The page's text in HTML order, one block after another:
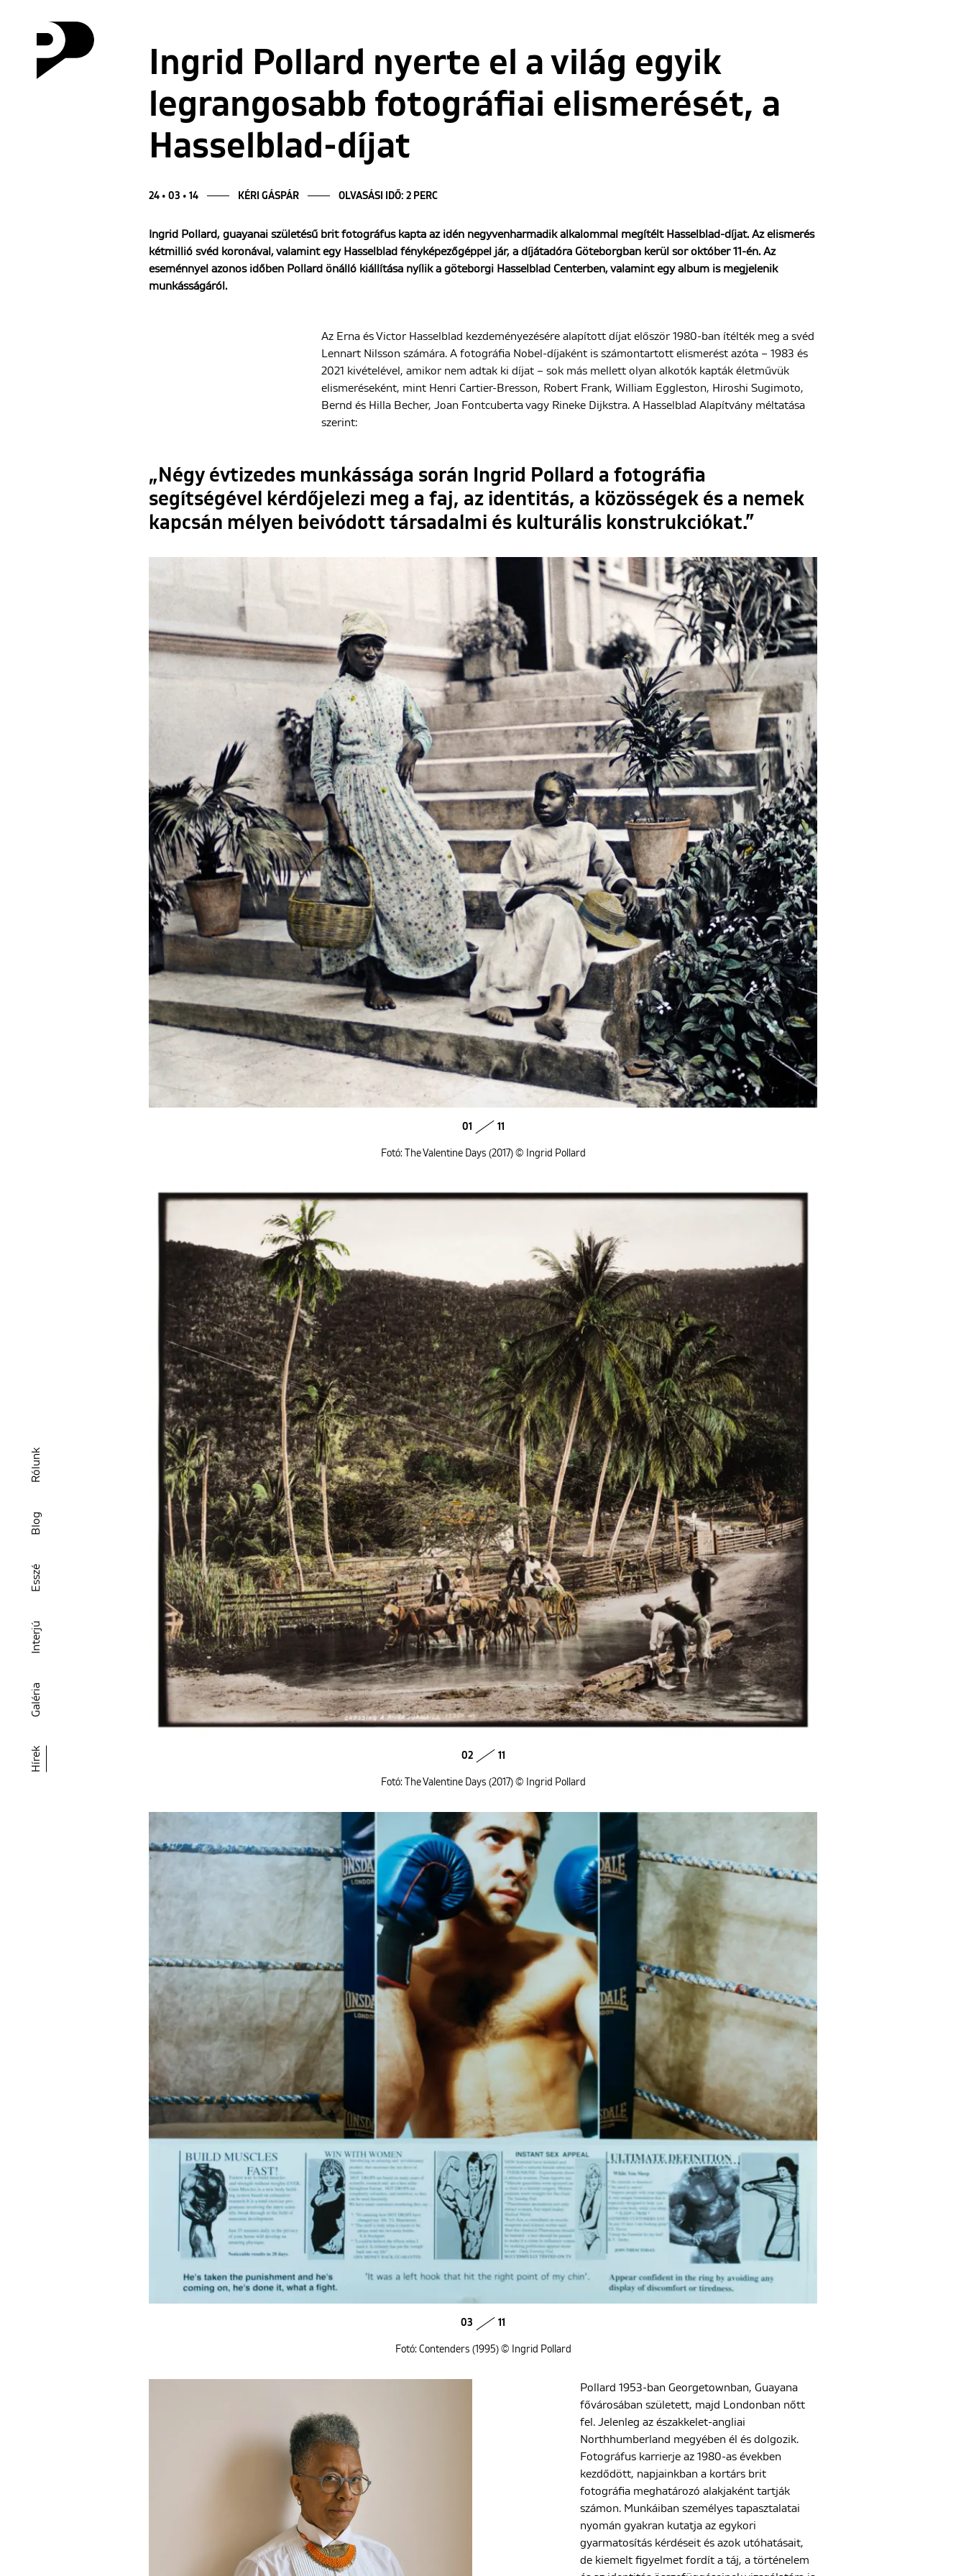
Hírek
Galéria
Interjú
Esszé
Blog
Rólunk
Ingrid Pollard nyerte el a világ egyik
legrangosabb fotográfiai elismerését, a
Hasselblad-díjat
24 • 03 • 14 KÉRI GÁSPÁR OLVASÁSI IDŐ: 2 PERC
Ingrid Pollard, guayanai születésű brit fotográfus kapta az idén negyvenharmadik alkalommal megítélt Hasselblad-díjat. Az elismerés
kétmillió svéd koronával, valamint egy Hasselblad fényképezőgéppel jár, a díjátadóra Göteborgban kerül sor október 11-én. Az
eseménnyel azonos időben Pollard önálló kiállítása nyílik a göteborgi Hasselblad Centerben, valamint egy album is megjelenik
munkásságáról.
Az Erna és Victor Hasselblad kezdeményezésére alapított díjat először 1980-ban ítélték meg a svéd
Lennart Nilsson számára. A fotográfia Nobel-díjaként is számontartott elismerést azóta – 1983 és
2021 kivételével, amikor nem adtak ki díjat – sok más mellett olyan alkotók kapták életművük
elismeréseként, mint Henri Cartier-Bresson, Robert Frank, William Eggleston, Hiroshi Sugimoto,
Bernd és Hilla Becher, Joan Fontcuberta vagy Rineke Dijkstra. A Hasselblad Alapítvány méltatása
szerint:
„Négy évtizedes munkássága során Ingrid Pollard a fotográfia
segítségével kérdőjelezi meg a faj, az identitás, a közösségek és a nemek
kapcsán mélyen beivódott társadalmi és kulturális konstrukciókat.”
01 11
Fotó: The Valentine Days (2017) © Ingrid Pollard
02 11
Fotó: The Valentine Days (2017) © Ingrid Pollard
03 11
Fotó: Contenders (1995) © Ingrid Pollard
Pollard 1953-ban Georgetownban, Guayana
fővárosában született, majd Londonban nőtt
fel. Jelenleg az északkelet-angliai
Northhumberland megyében él és dolgozik.
Fotográfus karrierje az 1980-as években
kezdődött, napjainkban a kortárs brit
fotográfia meghatározó alakjaként tartják
számon. Munkáiban személyes tapasztalatai
nyomán gyakran kutatja az egykori
gyarmatosítás kérdéseit és azok utóhatásait,
de kiemelt figyelmet fordít a táj, a történelem